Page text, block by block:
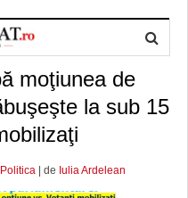
moţiunea de
la sub 15
Politica | de Iulia Ardelean